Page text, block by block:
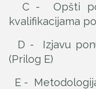
C - Opšti
kvalifikacijama
D - Izjavu
(Prilog E)
E -